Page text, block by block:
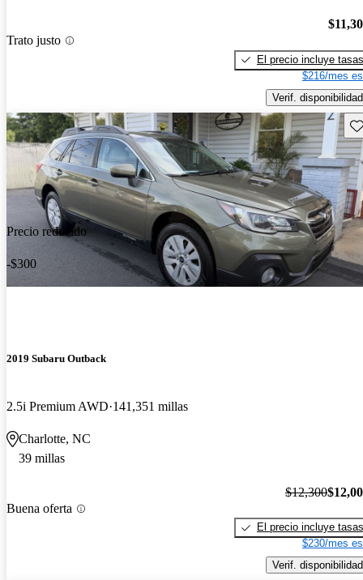
Trato justo
El precio incluye tasas
$216/mes
Verif. disponibilidad
Precio reducido
-$300
2019 Subaru Outback
2.5i Premium AWD 141,351 millas
Charlotte, NC
39 millas
Buena oferta
$12,300
El precio incluye tasas
$230/mes
Verif. disponibilidad